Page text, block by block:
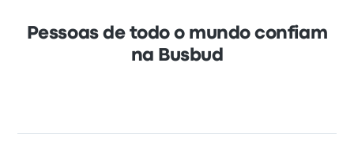
Pessoas de todo o mundo confiam
na Busbud